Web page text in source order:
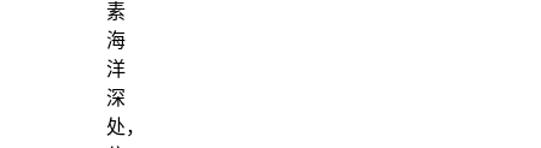
素
海
洋
深
处，